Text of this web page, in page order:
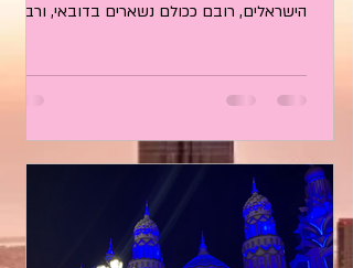
הישראלים, רובם ככולם נשארים בדובאי, ורבים